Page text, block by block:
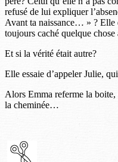
refusé de lui expliquer
Avant ta naissance… » ? Elle
toujours caché quelque
Et si la vérité était autre?
Elle essaie d’appeler Julie,
Alors Emma referme la boite,
la cheminée…